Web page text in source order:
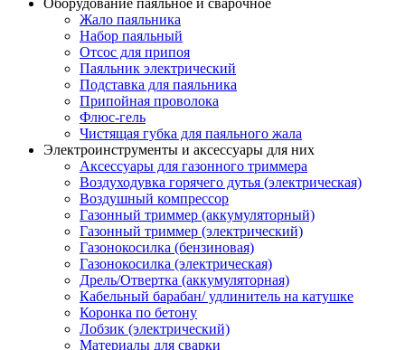
Оборудование паяльное и сварочное
Жало паяльника
Набор паяльный
Отсос для припоя
Паяльник электрический
Подставка для паяльника
Припойная проволока
Флюс-гель
Чистящая губка для паяльного жала
Электроинструменты и аксессуары для них
Аксессуары для газонного триммера
Воздуходувка горячего дутья (электрическая)
Воздушный компрессор
Газонный триммер (аккумуляторный)
Газонный триммер (электрический)
Газонокосилка (бензиновая)
Газонокосилка (электрическая)
Дрель/Отвертка (аккумуляторная)
Кабельный барабан/ удлинитель на катушке
Коронка по бетону
Лобзик (электрический)
Материалы для сварки